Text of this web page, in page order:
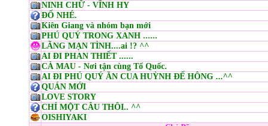
NINH CHỮ - VĨNH HY
ĐỐ NHÉ.
Kiên Giang và nhóm bạn mới
PHÚ QUÝ TRONG XANH ......
LÃNG MẠN TÌNH....ai !? ^^
AI ĐI PHAN THIẾT ......
CÀ MAU - Nơi tận cùng Tổ Quốc.
AI ĐI PHÚ QUÝ ĂN CUA HUỲNH ĐẾ HÔNG ...^^
QUÁN MỚI
LOVE STORY
CHỈ MỘT CÂU THÔI.. ^^
OISHIYAKI